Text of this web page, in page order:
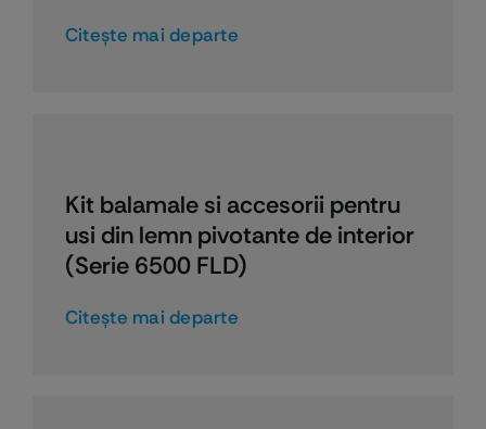
Citeşte mai departe
Kit balamale si accesorii pentru
usi din lemn pivotante de interior
(Serie 6500 FLD)
Citeşte mai departe